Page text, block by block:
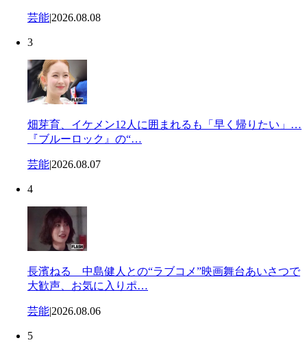
芸能|2026.08.08
3
畑芽育、イケメン12人に囲まれるも「早く帰りたい」…
『ブルーロック』の“…
芸能|2026.08.07
4
長濱ねる 中島健人との“ラブコメ”映画舞台あいさつで
大歓声、お気に入りポ…
芸能|2026.08.06
5